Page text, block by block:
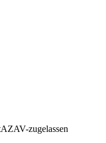
AZAV-zugelassen